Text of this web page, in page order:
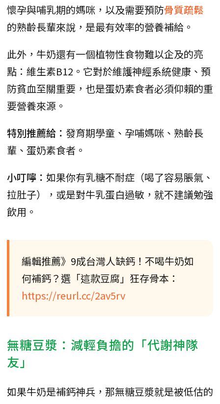
懷孕與哺乳期的媽咪，以及需要預防骨質疏鬆
的熟齡長輩來說，是最有效率的營養補給。
此外，牛奶還有一個植物性食物難以企及的亮
點：維生素B12。它對於維護神經系統健康、預
防貧血至關重要，也是蛋奶素食者必須仰賴的重
要營養來源。
特別推薦給： 發育期學童、孕哺媽咪、熟齡長
輩、蛋奶素食者。
小叮嚀： 如果你有乳糖不耐症（喝了容易脹氣、
拉肚子），或是對牛乳蛋白過敏，就不建議勉強
飲用。
編輯推薦》9成台灣人缺鈣！不喝牛奶如
何補鈣？選「這款豆腐」狂存骨本：
https://reurl.cc/2av5rv
無糖豆漿：減輕負擔的「代謝神隊
友」
如果牛奶是補鈣神兵，那無糖豆漿就是被低估的